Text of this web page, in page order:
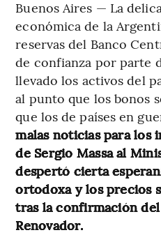
Buenos Aires — La
económica de la
reservas del Banco
de confianza por parte
llevado los activos del
al punto que los bonos
que los de países en
malas noticias para los
de Sergio Massa al
despertó cierta
ortodoxa y los precios
tras la confirmación
Renovador.